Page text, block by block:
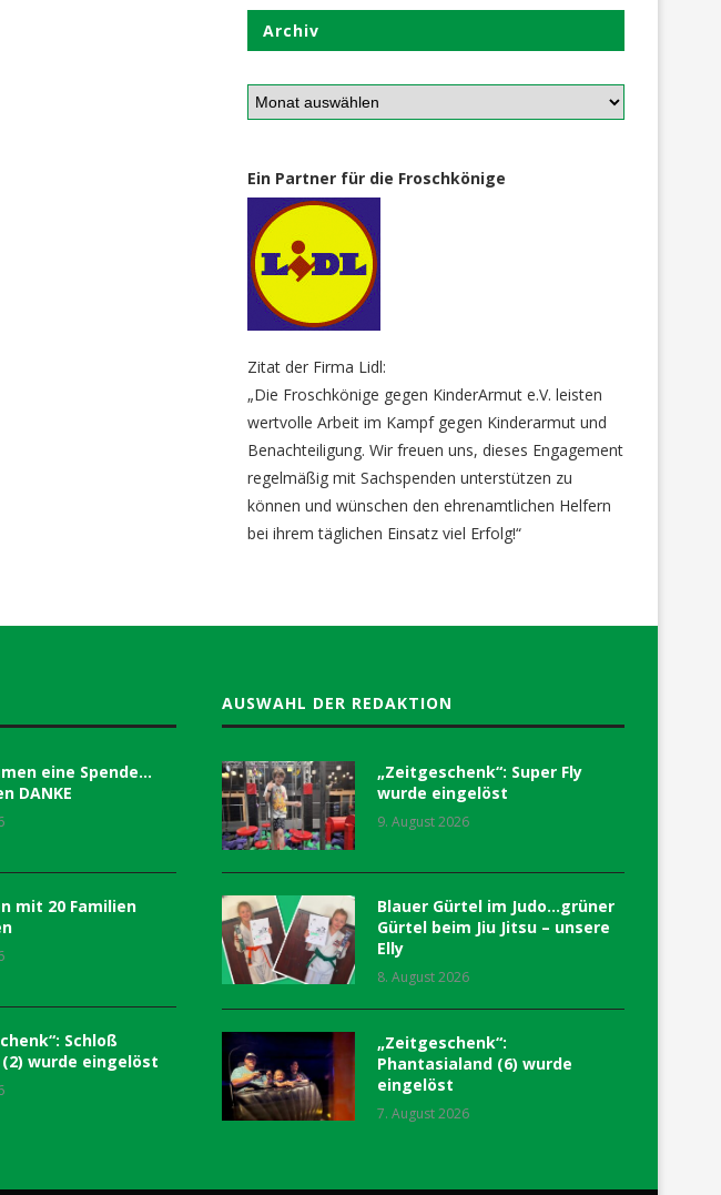
Archiv
Ein Partner für die Froschkönige
Zitat der Firma Lidl:
„Die Froschkönige gegen KinderArmut e.V. leisten
wertvolle Arbeit im Kampf gegen Kinderarmut und
Benachteiligung. Wir freuen uns, dieses Engagement
regelmäßig mit Sachspenden unterstützen zu
können und wünschen den ehrenamtlichen Helfern
bei ihrem täglichen Einsatz viel Erfolg!“
eine Spende…
DANKE
mit 20 Familien
Schloß
wurde eingelöst
AUSWAHL DER REDAKTION
„Zeitgeschenk“: Super Fly
wurde eingelöst
9. August 2026
Blauer Gürtel im Judo…grüner
Gürtel beim Jiu Jitsu – unsere
Elly
8. August 2026
„Zeitgeschenk“:
Phantasialand (6) wurde
eingelöst
7. August 2026